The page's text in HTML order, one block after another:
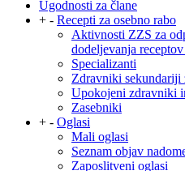
Ugodnosti za člane
+ - Recepti za osebno rabo
Aktivnosti ZZS za
dodeljevanja
Specializanti
Zdravniki
Upokojeni zdravniki
Zasebniki
+ - Oglasi
Mali oglasi
Seznam objav
Zaposlitveni oglasi